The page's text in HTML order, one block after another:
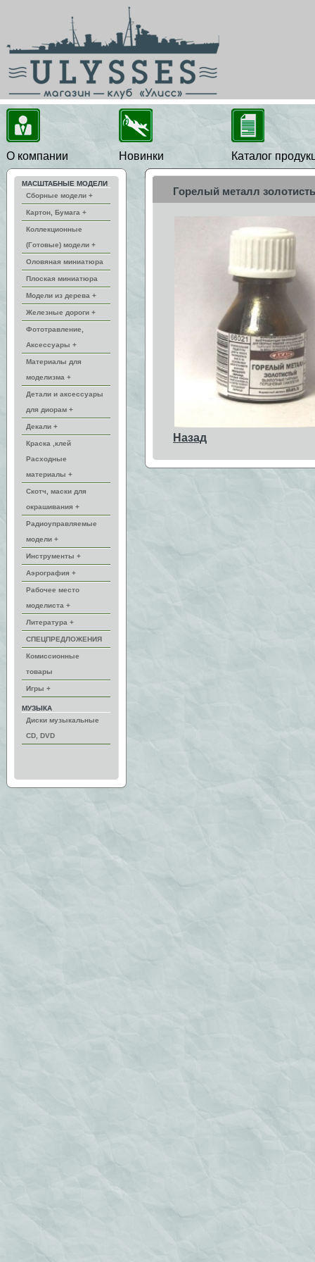
О компании Новинки Каталог
МАСШТАБНЫЕ МОДЕЛИ
Сборные модели +
Картон, Бумага +
Коллекционные
(Готовые) модели +
Оловяная миниатюра
Плоская миниатюра
Модели из дерева +
Железные дороги +
Фототравление,
Аксессуары +
Материалы для
моделизма +
Детали и аксессуары
для диорам +
Декали +
Краска ,клей
Расходные
материалы +
Скотч, маски для
окрашивания +
Радиоуправляемые
модели +
Инструменты +
Аэрография +
Рабочее место
моделиста +
Литература +
СПЕЦПРЕДЛОЖЕНИЯ
Комиссионные
товары
Игры +
МУЗЫКА
Диски музыкальные
CD, DVD
Горелый металл
Назад